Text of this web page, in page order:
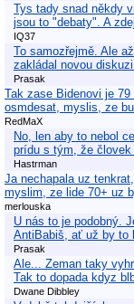
Tys tady snad někdy
jsou to "debaty". A
IQ37
To samozřejmě. Ale
zakládal novou
Prasak
Tak zase Bidenovi je
osmdesat, myslis, ze
RedMaX
No, len aby to nebol
prídu s tým, že človek
Hastrman
Ja nechapala uz
myslim, ze lide 70+ uz
merlouska
U nás to je podobný.
AntiBabiš, ať už by to
Prasak
Ale... Zeman taky
Tak to dopada kdyz
Dwane Dibbley